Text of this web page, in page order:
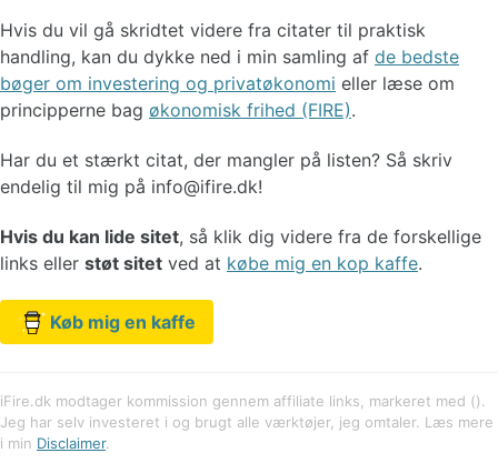
Hvis du vil gå skridtet videre fra citater til praktisk
handling, kan du dykke ned i min samling af de bedste
bøger om investering og privatøkonomi eller læse om
principperne bag økonomisk frihed (FIRE).
Har du et stærkt citat, der mangler på listen? Så skriv
endelig til mig på info@ifire.dk!
Hvis du kan lide sitet, så klik dig videre fra de forskellige
links eller støt sitet ved at købe mig en kop kaffe.
Køb mig en kaffe
iFire.dk modtager kommission gennem affiliate links, markeret med ().
Jeg har selv investeret i og brugt alle værktøjer, jeg omtaler. Læs mere
i min Disclaimer.